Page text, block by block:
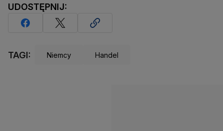
UDOSTĘPNIJ:
TAGI: Niemcy Handel